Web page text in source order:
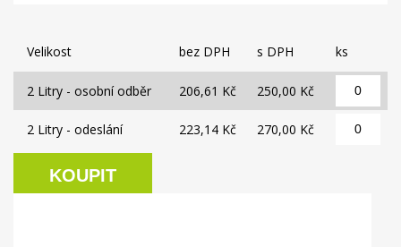
Velikost bez DPH s DPH ks
2 Litry - osobní odběr 206,61 Kč 250,00 Kč
2 Litry - odeslání 223,14 Kč 270,00 Kč